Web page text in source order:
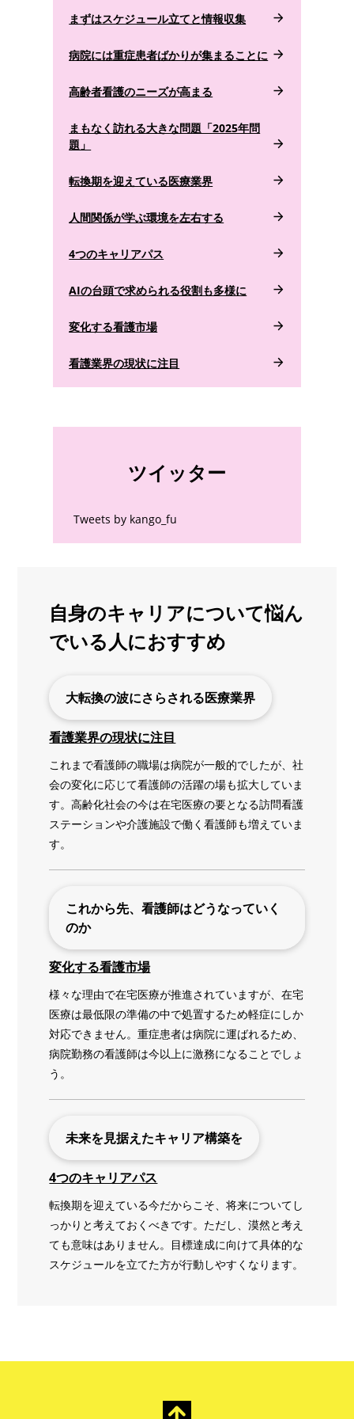
まずはスケジュール立てと情報収集
病院には重症患者ばかりが集まることに
高齢者看護のニーズが高まる
まもなく訪れる大きな問題「2025年問
題」
転換期を迎えている医療業界
人間関係が学ぶ環境を左右する
4つのキャリアパス
AIの台頭で求められる役割も多様に
変化する看護市場
看護業界の現状に注目
ツイッター
Tweets by kango_fu
自身のキャリアについて悩ん
でいる人におすすめ
大転換の波にさらされる医療業界
看護業界の現状に注目
これまで看護師の職場は病院が一般的でしたが、社
会の変化に応じて看護師の活躍の場も拡大していま
す。高齢化社会の今は在宅医療の要となる訪問看護
ステーションや介護施設で働く看護師も増えていま
す。
これから先、看護師はどうなっていく
のか
変化する看護市場
様々な理由で在宅医療が推進されていますが、在宅
医療は最低限の準備の中で処置するため軽症にしか
対応できません。重症患者は病院に運ばれるため、
病院勤務の看護師は今以上に激務になることでしょ
う。
未来を見据えたキャリア構築を
4つのキャリアパス
転換期を迎えている今だからこそ、将来についてし
っかりと考えておくべきです。ただし、漠然と考え
ても意味はありません。目標達成に向けて具体的な
スケジュールを立てた方が行動しやすくなります。